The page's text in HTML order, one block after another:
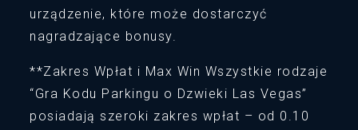
urządzenie, które może dostarczyć
nagradzające bonusy.
**Zakres Wpłat i Max Win Wszystkie rodzaje
“Gra Kodu Parkingu o Dzwieki Las Vegas”
posiadają szeroki zakres wpłat – od 0.10